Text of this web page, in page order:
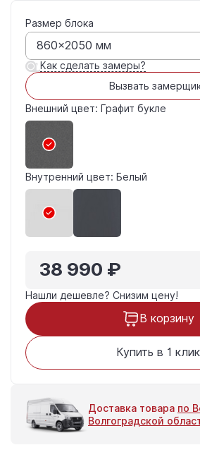
Размер блока
860×2050 мм
Как сделать замеры?
Вызвать
Внешний цвет: Графит букле
Внутренний цвет: Белый
38 990 ₽
Нашли дешевле? Снизим цену!
В корзину
Купить в 1 клик
Доставка товара по
Волгоградской